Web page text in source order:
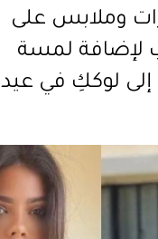
وملابس على
لمسة
إلى لوككِ في عيد